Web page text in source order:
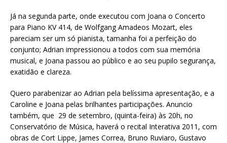
Já na segunda parte, onde executou com Joana o Concerto
para Piano KV 414, de Wolfgang Amadeos Mozart, eles
pareciam ser um só pianista, tamanha foi a perfeição do
conjunto; Adrian impressionou a todos com sua memória
musical, e Joana passou ao público e ao seu pupilo segurança,
exatidão e clareza.
Quero parabenizar ao Adrian pela belíssima apresentação, e a
Caroline e Joana pelas brilhantes participações. Anuncio
também, que 29 de setembro, (quinta-feira) às 20h, no
Conservatório de Música, haverá o recital Interativa 2011, com
obras de Cort Lippe, James Correa, Bruno Ruviaro, Gustavo